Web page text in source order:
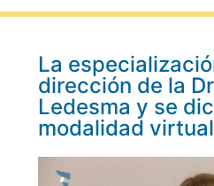
La
dirección de la
Ledesma y se
modalidad virtual